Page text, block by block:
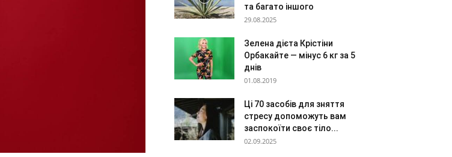
та багато іншого
29.08.2025
Зелена дієта Крістіни
Орбакайте — мінус 6 кг за 5
днів
01.08.2019
Ці 70 засобів для зняття
стресу допоможуть вам
заспокоїти своє тіло...
02.09.2025